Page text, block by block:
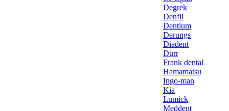
Degrek
Denfil
Dentium
Derungs
Diadent
Dürr
Frank dental
Hamamatsu
Ingo-man
Kia
Lumick
Meddent